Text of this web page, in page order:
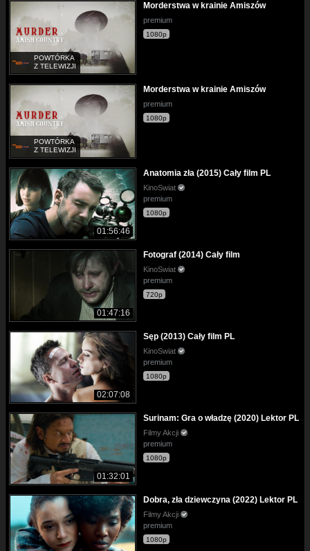
POWTÓRKA
Z TELEWIZJI
Morderstwa w krainie Amiszów
premium
1080p
POWTÓRKA
Z TELEWIZJI
Morderstwa w krainie Amiszów
premium
1080p
01:56:46
Anatomia zła (2015) Cały film PL
KinoSwiat
premium
1080p
01:47:16
Fotograf (2014) Cały film
KinoSwiat
premium
720p
02:07:08
Sęp (2013) Cały film PL
KinoSwiat
premium
1080p
01:32:01
Surinam: Gra o władzę (2020) Lektor PL
Filmy Akcji
premium
1080p
Dobra, zła dziewczyna (2022) Lektor PL
Filmy Akcji
premium
1080p